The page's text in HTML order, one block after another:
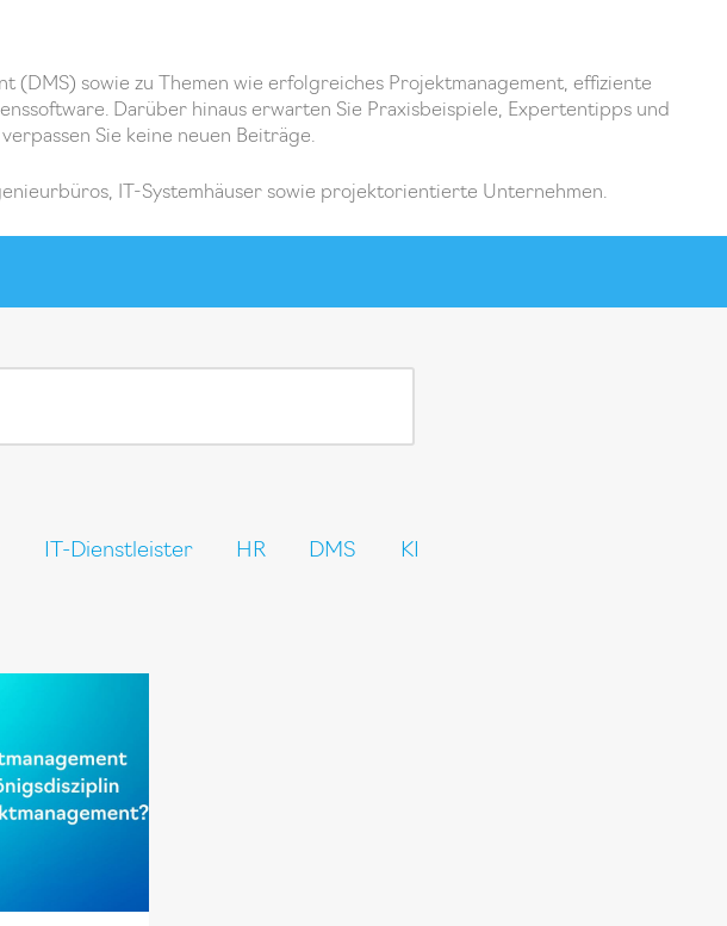
(DMS) sowie zu Themen wie erfolgreiches Projektmanagement, effiziente
Darüber hinaus erwarten Sie Praxisbeispiele, Expertentipps und
Sie keine neuen Beiträge.
IT-Systemhäuser sowie projektorientierte Unternehmen.
IT-Dienstleister HR DMS KI